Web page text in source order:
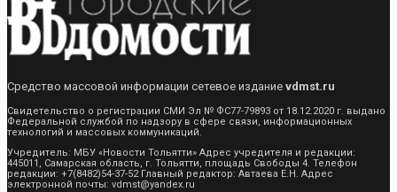
Средство массовой информации сетевое издание vdmst.ru
Свидетельство о регистрации СМИ Эл № ФС77-79893 от 18.12.2020 г. выдано
Федеральной службой по надзору в сфере связи, информационных
технологий и массовых коммуникаций.
Учредитель: МБУ «Новости Тольятти» Адрес учредителя и редакции:
445011, Самарская область, г. Тольятти, площадь Свободы 4. Телефон
редакции: +7(8482)54-37-52 Главный редактор: Автаева Е.Н. Адрес
электронной почты: vdmst@yandex.ru